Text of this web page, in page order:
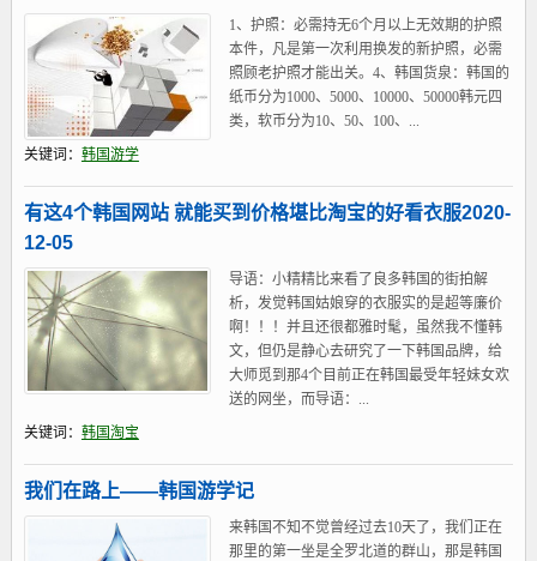
1、护照：必需持无6个月以上无效期的护照
本件，凡是第一次利用换发的新护照，必需
照顾老护照才能出关。4、韩国货泉：韩国的
纸币分为1000、5000、10000、50000韩元四
类，软币分为10、50、100、...
关键词： 韩国游学
有这4个韩国网站 就能买到价格堪比淘宝的好看衣服2020-
12-05
导语：小精精比来看了良多韩国的街拍解
析，发觉韩国姑娘穿的衣服实的是超等廉价
啊！！！并且还很都雅时髦，虽然我不懂韩
文，但仍是静心去研究了一下韩国品牌，给
大师觅到那4个目前正在韩国最受年轻妹女欢
送的网坐，而导语：...
关键词： 韩国淘宝
我们在路上——韩国游学记
来韩国不知不觉曾经过去10天了，我们正在
那里的第一坐是全罗北道的群山，那是韩国